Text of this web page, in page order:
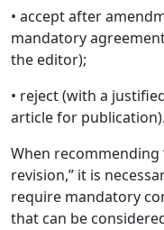
• accept after
mandatory
the editor);
• reject (with a
article for publication).
When
revision,” it is
require mandatory
that can be